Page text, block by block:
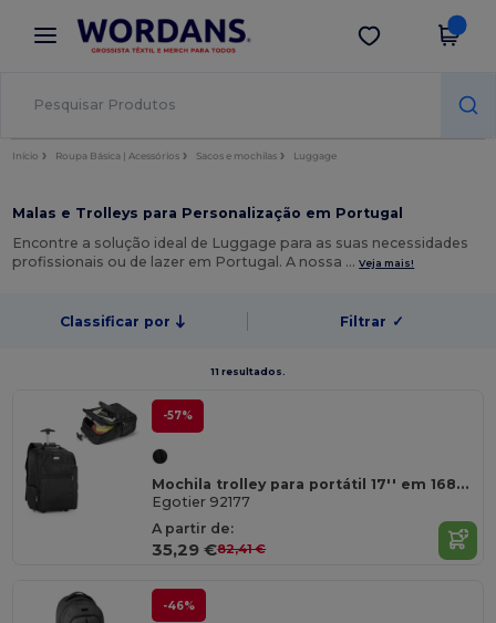
× App Wordans
Melhores preços na app!
Obter app
Início Roupa Básica | Acessórios Sacos e mochilas Luggage
Malas e Trolleys para Personalização em Portugal
Encontre a solução ideal de Luggage para as suas necessidades
profissionais ou de lazer em Portugal. A nossa …Veja mais!
Classificar por Filtrar ✓
11 resultados.
-57%
Mochila trolley para portátil 17'' em 1680D e 300D
Egotier 92177
A partir de:
35,29 €82,41 €
-46%